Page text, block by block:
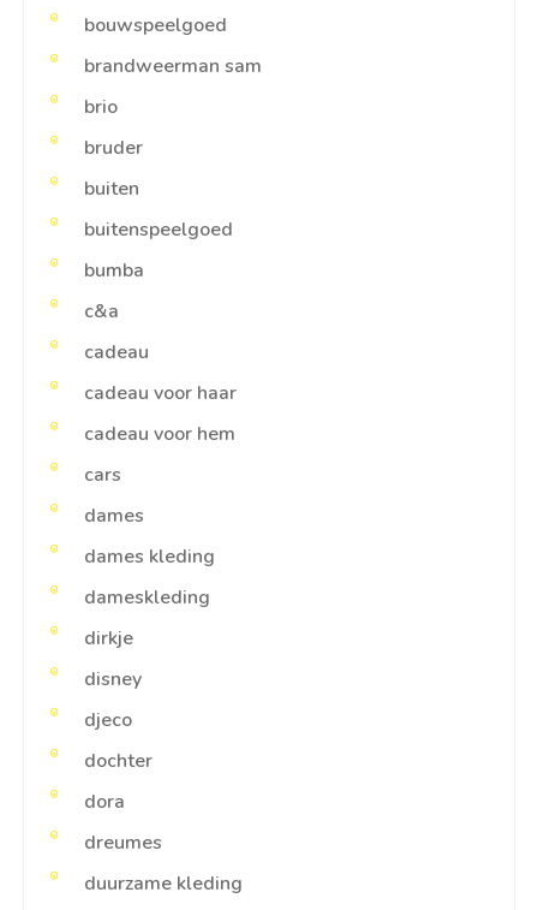
bouwspeelgoed
brandweerman sam
brio
bruder
buiten
buitenspeelgoed
bumba
c&a
cadeau
cadeau voor haar
cadeau voor hem
cars
dames
dames kleding
dameskleding
dirkje
disney
djeco
dochter
dora
dreumes
duurzame kleding